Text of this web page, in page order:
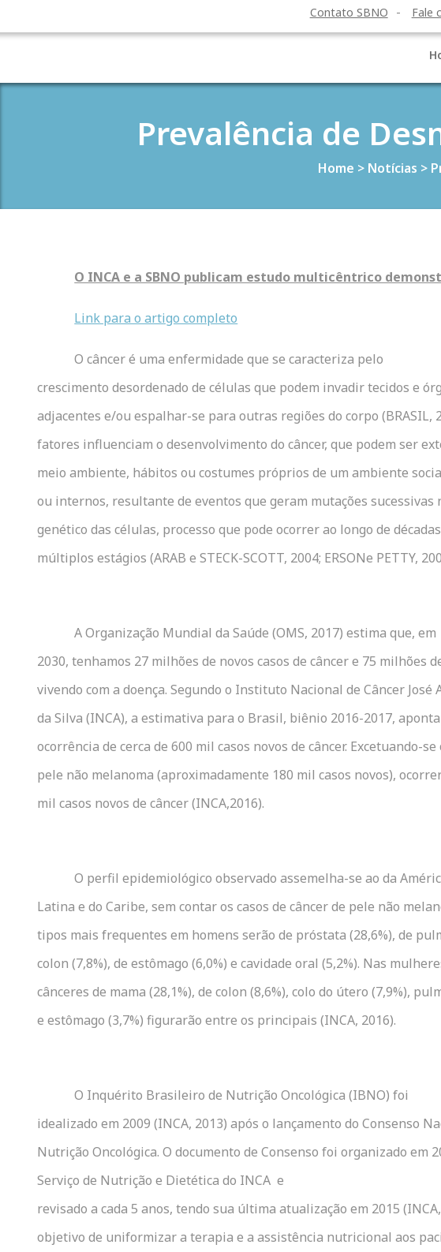
Contato SBNO Fale
Prevalência de
Home > Notícias >
O INCA e a SBNO publicam estudo multicêntrico
Link para o artigo completo
O câncer é uma enfermidade que se caracteriza pelo
crescimento desordenado de células que podem invadir tecidos e
adjacentes e/ou espalhar-se para outras regiões do corpo (BRASIL,
fatores influenciam o desenvolvimento do câncer, que podem ser
meio ambiente, hábitos ou costumes próprios de um ambiente
ou internos, resultante de eventos que geram mutações sucessivas
genético das células, processo que pode ocorrer ao longo de
múltiplos estágios (ARAB e STECK-SCOTT, 2004; ERSONe PETTY,
A Organização Mundial da Saúde (OMS, 2017) estima que, em
2030, tenhamos 27 milhões de novos casos de câncer e 75 milhões
vivendo com a doença. Segundo o Instituto Nacional de Câncer José
da Silva (INCA), a estimativa para o Brasil, biênio 2016-2017,
ocorrência de cerca de 600 mil casos novos de câncer. Excetuando-se
pele não melanoma (aproximadamente 180 mil casos novos),
mil casos novos de câncer (INCA,2016).
O perfil epidemiológico observado assemelha-se ao da
Latina e do Caribe, sem contar os casos de câncer de pele não
tipos mais frequentes em homens serão de próstata (28,6%), de
colon (7,8%), de estômago (6,0%) e cavidade oral (5,2%). Nas
cânceres de mama (28,1%), de colon (8,6%), colo do útero (7,9%),
e estômago (3,7%) figurarão entre os principais (INCA, 2016).
O Inquérito Brasileiro de Nutrição Oncológica (IBNO) foi
idealizado em 2009 (INCA, 2013) após o lançamento do Consenso
Nutrição Oncológica. O documento de Consenso foi organizado em
Serviço de Nutrição e Dietética do INCA e
revisado a cada 5 anos, tendo sua última atualização em 2015
objetivo de uniformizar a terapia e a assistência nutricional aos